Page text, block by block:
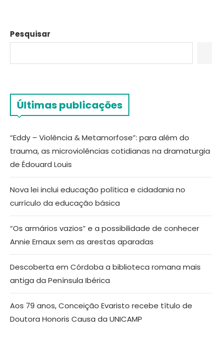
Pesquisar
Últimas publicações
“Eddy – Violência & Metamorfose”: para além do
trauma, as microviolências cotidianas na dramaturgia
de Édouard Louis
Nova lei inclui educação política e cidadania no
currículo da educação básica
“Os armários vazios” e a possibilidade de conhecer
Annie Ernaux sem as arestas aparadas
Descoberta em Córdoba a biblioteca romana mais
antiga da Península Ibérica
Aos 79 anos, Conceição Evaristo recebe título de
Doutora Honoris Causa da UNICAMP